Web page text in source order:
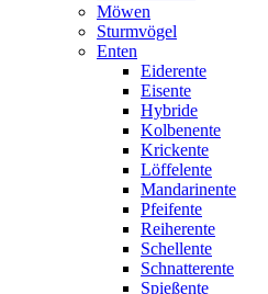
Möwen
Sturmvögel
Enten
Eiderente
Eisente
Hybride
Kolbenente
Krickente
Löffelente
Mandarinente
Pfeifente
Reiherente
Schellente
Schnatterente
Spießente